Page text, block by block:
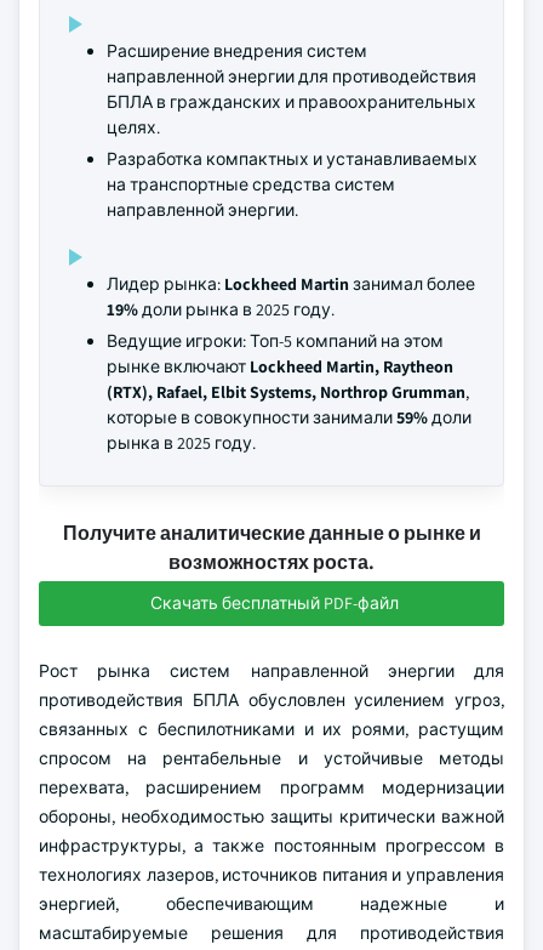
Расширение внедрения систем
направленной энергии для противодействия
БПЛА в гражданских и правоохранительных
целях.
Разработка компактных и устанавливаемых
на транспортные средства систем
направленной энергии.
Лидер рынка: Lockheed Martin занимал более
19%доли рынка в 2025 году.
Ведущие игроки: Топ-5 компаний на этом
рынке включают Lockheed Martin, Raytheon
(RTX), Rafael, Elbit Systems, Northrop Grumman,
которые в совокупности занимали59%доли
рынка в 2025 году.
Получите аналитические данные о рынке и
возможностях роста.
Скачать бесплатный PDF-файл
Рост рынка систем направленной энергии для
противодействия БПЛА обусловлен усилением угроз,
связанных с беспилотниками и их роями, растущим
спросом на рентабельные и устойчивые методы
перехвата, расширением программ модернизации
обороны, необходимостью защиты критически важной
инфраструктуры, а также постоянным прогрессом в
технологиях лазеров, источников питания и управления
энергией, обеспечивающим надежные и
масштабируемые решения для противодействия